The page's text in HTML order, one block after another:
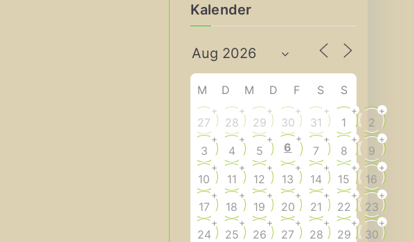
h
v
Kalender
M D M D F S S
27
+
28
+
29
+
30
+
31
+
1
+
2
+
3
+
4
+
5
+
6
+
7
+
8
+
9
+
10
+
11
+
12
+
13
+
14
+
15
+
16
+
17
+
18
+
19
+
20
+
21
+
22
+
23
+
24
+
25
+
26
+
27
+
28
+
29
+
30
+